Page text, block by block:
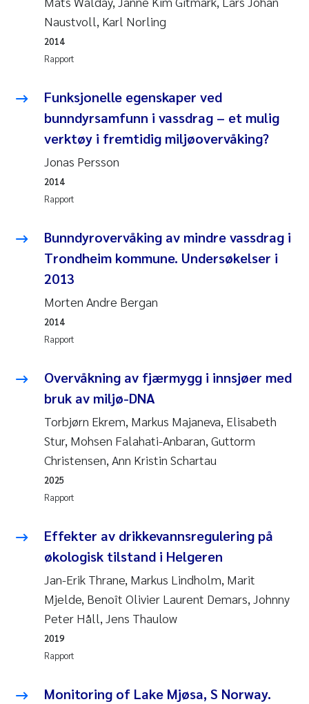
Pierre Franqois Jaccard
Richard Garth James Bellerby
Bjørnar Andre Beylich
Ashenafi Seifu Gragne
Vladyslava Hostyeva
Ana Margarida Pinto Costa
Anastasia Georgantzopoulou
Merete Schøyen
Camilla With Fagerli
Lena Haugland Moen
Medyan Esam Ghareeb
Prem Chand
Thorjørn Larssen
Kasper Hancke
Svetlana Pakhomova
Naustvoll, Karl Norling
Rapport
2014
Funksjonelle egenskaper ved
bunndyrsamfunn i vassdrag – et mulig
verktøy i fremtidig miljøovervåking?
Jonas Persson
Rapport
2014
Bunndyrovervåking av mindre vassdrag i
Trondheim kommune. Undersøkelser i
2013
Morten Andre Bergan
Rapport
2014
Overvåkning av fjærmygg i innsjøer med
bruk av miljø-DNA
Torbjørn Ekrem, Markus Majaneva, Elisabeth
Stur, Mohsen Falahati-Anbaran, Guttorm
Christensen, Ann Kristin Schartau
Rapport
2025
Effekter av drikkevannsregulering på
økologisk tilstand i Helgeren
Jan-Erik Thrane, Markus Lindholm, Marit
Mjelde, Benoît Olivier Laurent Demars, Johnny
Peter Håll, Jens Thaulow
Rapport
2019
Monitoring of Lake Mjøsa, S Norway.